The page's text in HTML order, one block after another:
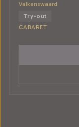
Valkenswaard
Try-out
CABARET